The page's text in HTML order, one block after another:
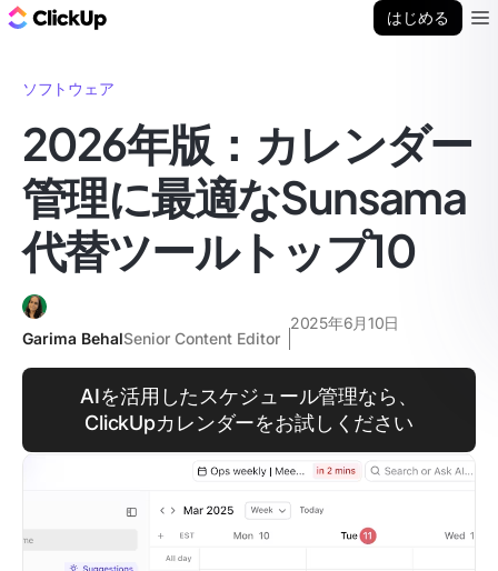
はじめる
ソフトウェア
2026年版：カレンダー
管理に最適なSunsama
代替ツールトップ10
Garima BehalSenior Content Editor
2025年6月10日
AIを活用したスケジュール管理なら、
ClickUpカレンダーをお試しください